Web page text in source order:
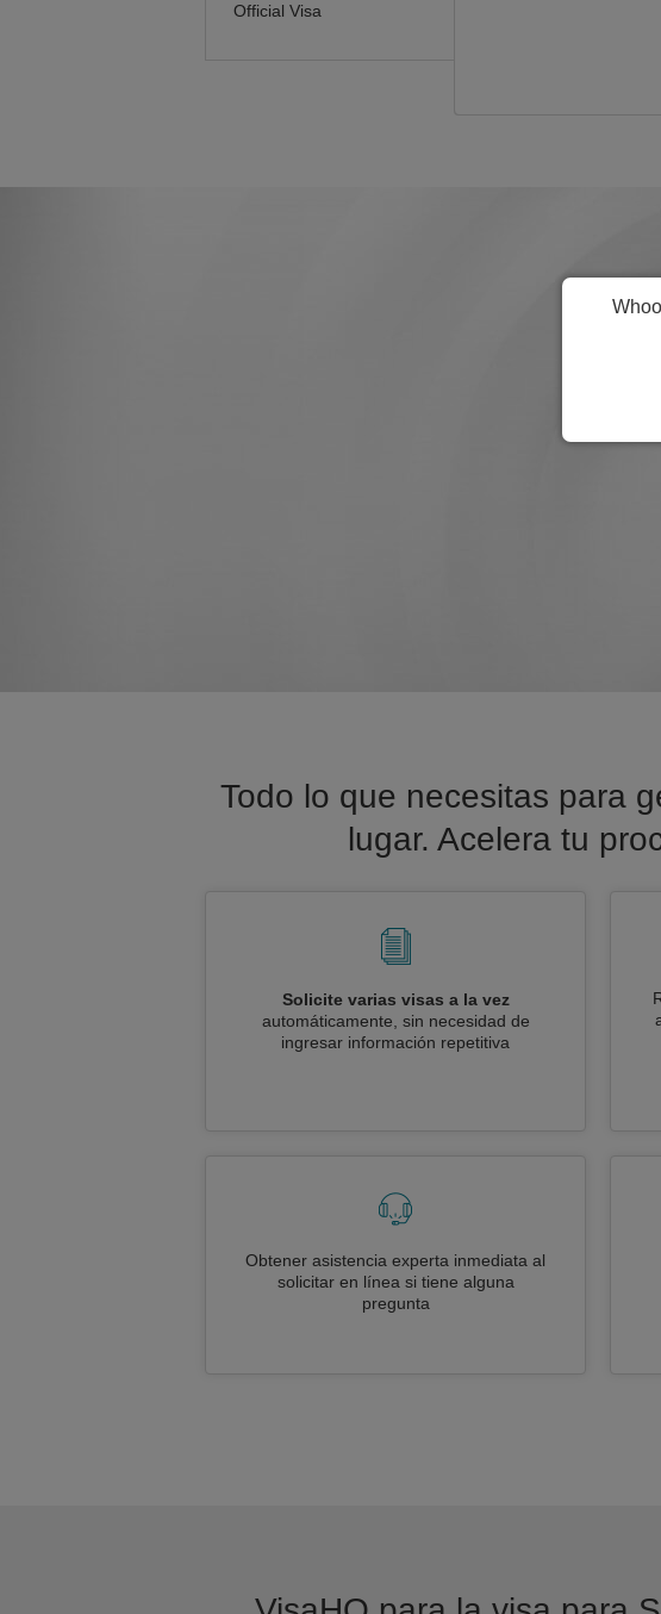
Official Visa
Todo lo que necesitas para
lugar. Acelera tu
Solicite varias visas a la vez
automáticamente, sin necesidad de
ingresar información repetitiva
Obtener asistencia experta inmediata al
solicitar en línea si tiene alguna
pregunta